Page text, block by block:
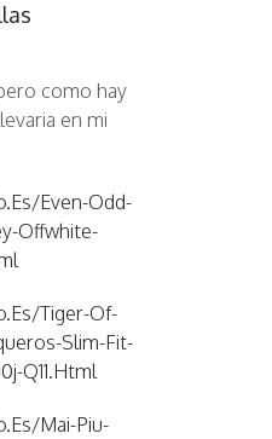
como hay
en mi
even-Odd-
Offwhite-
tiger-Of-
Slim-Fit-
Q11.html
mai-Piu-